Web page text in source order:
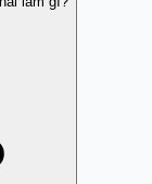
bao giờ gọi